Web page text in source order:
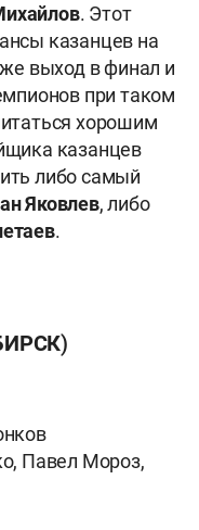
. Этот
казанцев на
выход в финал и
при таком
хорошим
казанцев
либо самый
Яковлев, либо
.
Павел Мороз,